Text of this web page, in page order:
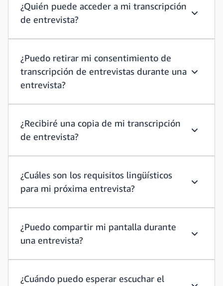
¿Quién puede acceder a mi transcripción
de entrevista?
¿Puedo retirar mi consentimiento de
transcripción de entrevistas durante una
entrevista?
¿Recibiré una copia de mi transcripción
de entrevista?
¿Cuáles son los requisitos lingüísticos
para mi próxima entrevista?
¿Puedo compartir mi pantalla durante
una entrevista?
¿Cuándo puedo esperar escuchar el